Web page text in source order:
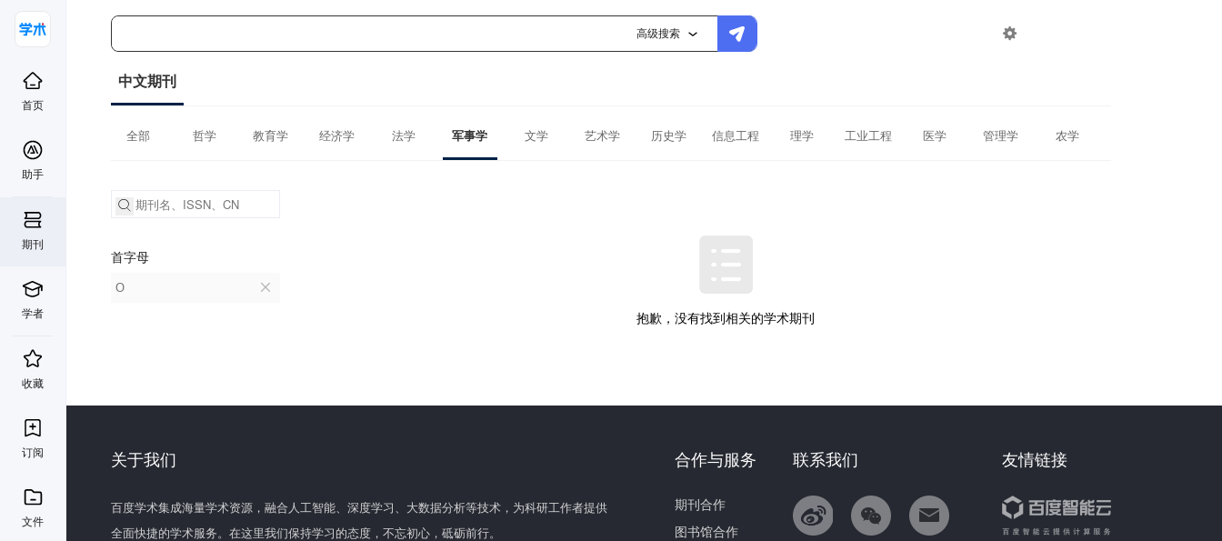
高级搜索 
首页
助手
期刊
学者
收藏
订阅
文件
中文期刊
全部 哲学 教育学 经济学 法学 军事学 文学 艺术学 历史学 信息工程 理学 工业工程 医学 管理学 农学
首字母
O
抱歉，没有找到相关的学术期刊
关于我们
百度学术集成海量学术资源，融合人工智能、深度学习、大数据分析等技术，为科研工作者提供
全面快捷的学术服务。在这里我们保持学习的态度，不忘初心，砥砺前行。
友情链接
联系我们
合作与服务
期刊合作
图书馆合作